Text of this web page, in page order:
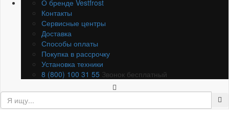
О бренде Vestfrost
Контакты
Сервисные центры
Доставка
Способы оплаты
Покупка в рассрочку
Установка техники
8 (800) 100 31 55 Звонок бесплатный